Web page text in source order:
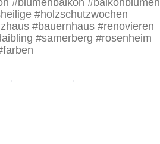
#blumenbalkon #balkonblumen
#holzschutzwochen
#bauernhaus #renovieren
#samerberg #rosenheim